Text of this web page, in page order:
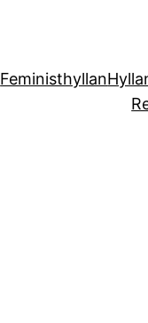
Feministhyllan